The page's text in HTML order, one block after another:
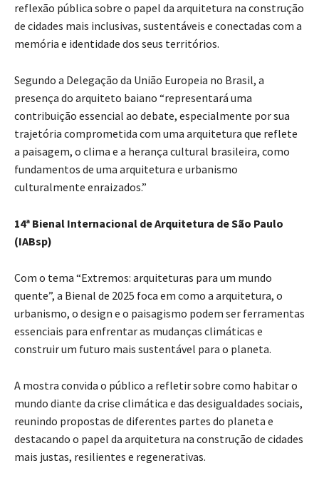
reflexão pública sobre o papel da arquitetura na construção
de cidades mais inclusivas, sustentáveis e conectadas com a
memória e identidade dos seus territórios.
Segundo a Delegação da União Europeia no Brasil, a
presença do arquiteto baiano “representará uma
contribuição essencial ao debate, especialmente por sua
trajetória comprometida com uma arquitetura que reflete
a paisagem, o clima e a herança cultural brasileira, como
fundamentos de uma arquitetura e urbanismo
culturalmente enraizados.”
14ª Bienal Internacional de Arquitetura de São Paulo
(IABsp)
Com o tema “Extremos: arquiteturas para um mundo
quente”, a Bienal de 2025 foca em como a arquitetura, o
urbanismo, o design e o paisagismo podem ser ferramentas
essenciais para enfrentar as mudanças climáticas e
construir um futuro mais sustentável para o planeta.
A mostra convida o público a refletir sobre como habitar o
mundo diante da crise climática e das desigualdades sociais,
reunindo propostas de diferentes partes do planeta e
destacando o papel da arquitetura na construção de cidades
mais justas, resilientes e regenerativas.